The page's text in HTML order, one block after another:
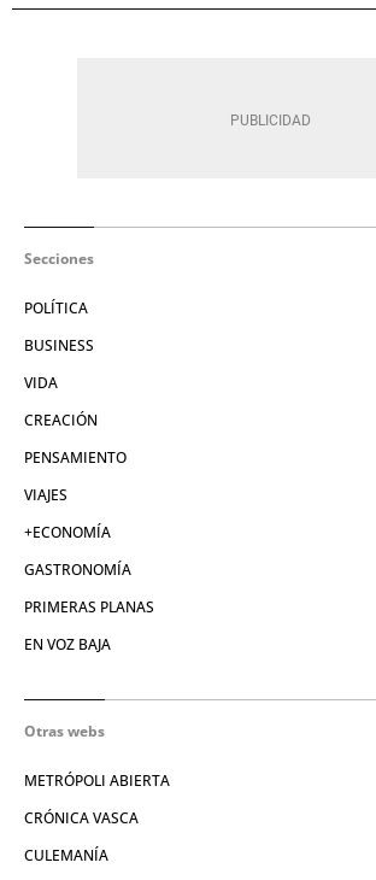
Secciones
POLÍTICA
BUSINESS
VIDA
CREACIÓN
PENSAMIENTO
VIAJES
+ECONOMÍA
GASTRONOMÍA
PRIMERAS PLANAS
EN VOZ BAJA
Otras webs
METRÓPOLI ABIERTA
CRÓNICA VASCA
CULEMANÍA